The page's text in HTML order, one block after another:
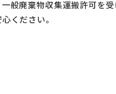
般廃棄物収集運搬許可を受
ください。